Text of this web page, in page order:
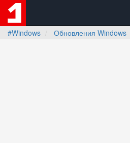
#Windows
Обновления Windows